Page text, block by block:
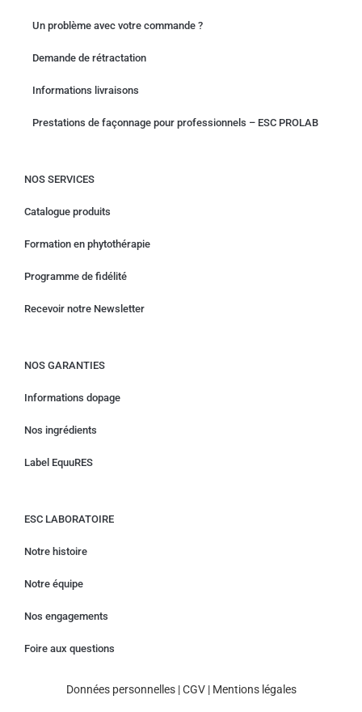
Un problème avec votre commande ?
Demande de rétractation
Informations livraisons
Prestations de façonnage pour professionnels – ESC PROLAB
NOS SERVICES
Catalogue produits
Formation en phytothérapie
Programme de fidélité
Recevoir notre Newsletter
NOS GARANTIES
Informations dopage
Nos ingrédients
Label EquuRES
ESC LABORATOIRE
Notre histoire
Notre équipe
Nos engagements
Foire aux questions
Données personnelles|CGV| Mentions légales